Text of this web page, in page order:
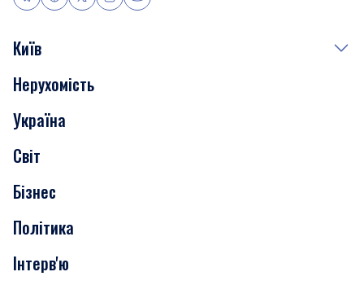
Київ
Події
Скандали
Нерухомість
Транспорт
Нерухомість
Україна
Світ
Бізнес
Політика
Інтерв'ю